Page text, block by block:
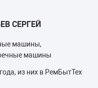
СЕРГЕЙ
машины,
машины
из них в РемБытТех